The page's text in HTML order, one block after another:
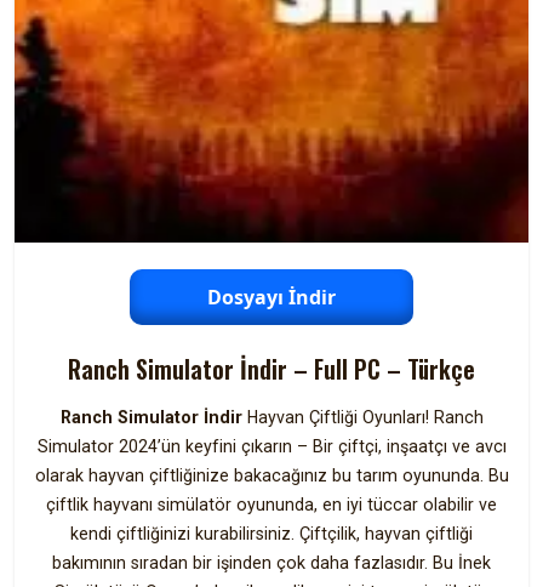
Dosyayı İndir
Ranch Simulator İndir – Full PC – Türkçe
Ranch Simulator İndir Hayvan Çiftliği Oyunları! Ranch
Simulator 2024’ün keyfini çıkarın – Bir çiftçi, inşaatçı ve avcı
olarak hayvan çiftliğinize bakacağınız bu tarım oyununda. Bu
çiftlik hayvanı simülatör oyununda, en iyi tüccar olabilir ve
kendi çiftliğinizi kurabilirsiniz. Çiftçilik, hayvan çiftliği
bakımının sıradan bir işinden çok daha fazlasıdır. Bu İnek